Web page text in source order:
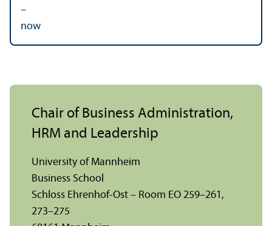
–
now
Chair of Business Administration,
HRM and Leadership
University of Mannheim
Business School
Schloss Ehrenhof-Ost – Room EO 259–261,
273–275